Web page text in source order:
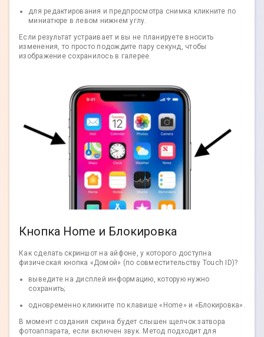
для редактирования и предпросмотра снимка кликните по
миниатюре в левом нижнем углу.
Если результат устраивает и вы не планируете вносить
изменения, то просто подождите пару секунд, чтобы
изображение сохранилось в галерее.
Кнопка Home и Блокировка
Как сделать скриншот на айфоне, у которого доступна
физическая кнопка «Домой» (по совместительству Touch ID)?
выведите на дисплей информацию, которую нужно
сохранить;
одновременно кликните по клавише «Home» и «Блокировка».
В момент создания скрина будет слышен щелчок затвора
фотоаппарата, если включен звук. Метод подходит для